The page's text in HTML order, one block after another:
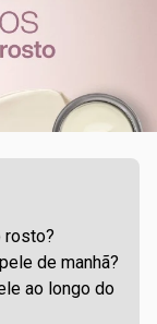
rosto?
de manhã?
ao longo do